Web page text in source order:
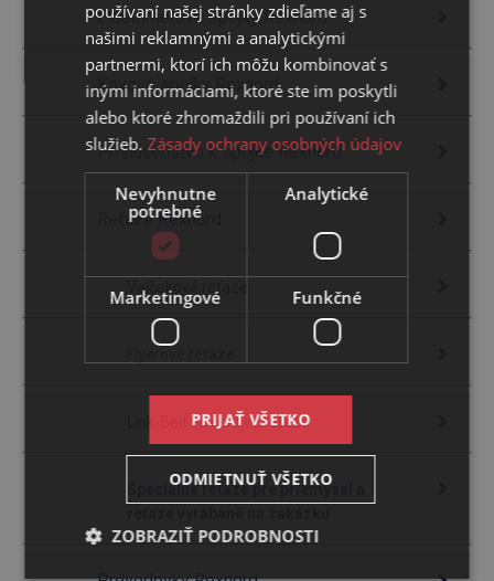
Elastomérové spojky Rexnord
Kovové spojky Rexnord
Príslušenstvo k spojke Rexnord
Reťaze Rexnord
Valčekové reťaze
Link-Belt valčekové reťaze
Špeciálne reťaze pre priemysel a
používaní našej stránky zdieľame aj s
našimi reklamnými a analytickými
partnermi, ktorí ich môžu kombinovať s
inými informáciami, ktoré ste im poskytli
alebo ktoré zhromaždili pri používaní ich
služieb. Zásady ochrany osobných údajov
Nevyhnutne
potrebné
Analytické
Marketingové Funkčné
PRIJAŤ VŠETKO
ODMIETNUŤ VŠETKO
ZOBRAZIŤ PODROBNOSTI